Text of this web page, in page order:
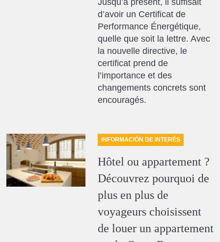
Jusqu’à présent, il suffisait
d’avoir un Certificat de
Performance Énergétique,
quelle que soit la lettre. Avec
la nouvelle directive, le
certificat prend de
l’importance et des
changements concrets sont
encouragés.
INFORMACIÓN DE INTERÉS
Hôtel ou appartement ?
Découvrez pourquoi de
plus en plus de
voyageurs choisissent
de louer un appartement